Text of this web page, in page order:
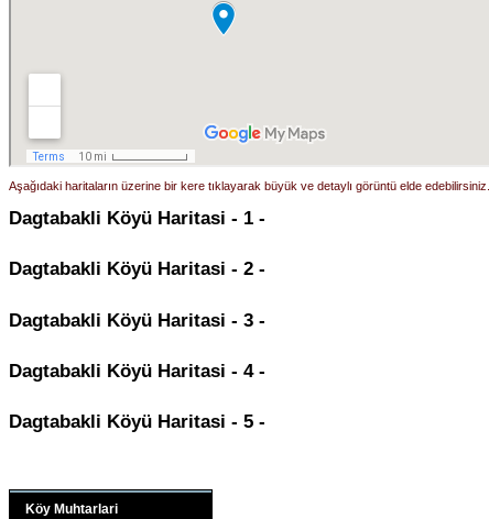
Aşağıdaki haritaların üzerine bir kere tıklayarak büyük ve detaylı görüntü elde edebilirsiniz.
Dagtabakli Köyü Haritasi - 1 -
Dagtabakli Köyü Haritasi - 2 -
Dagtabakli Köyü Haritasi - 3 -
Dagtabakli Köyü Haritasi - 4 -
Dagtabakli Köyü Haritasi - 5 -
Köy Muhtarlari